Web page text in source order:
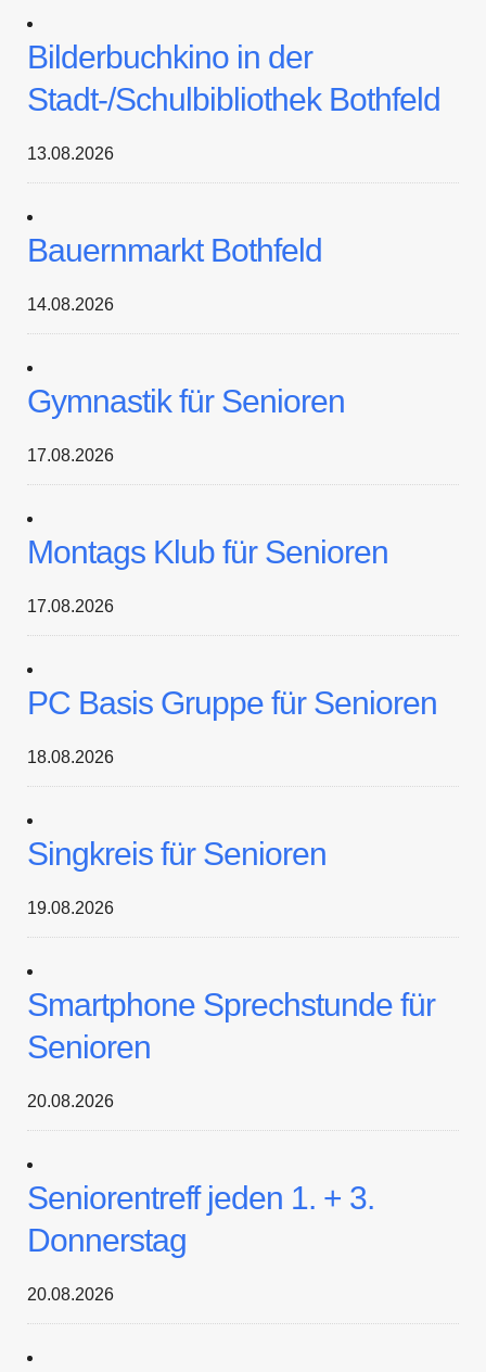
Bilderbuchkino in der
Stadt-/Schulbibliothek Bothfeld
13.08.2026
Bauernmarkt Bothfeld
14.08.2026
Gymnastik für Senioren
17.08.2026
Montags Klub für Senioren
17.08.2026
PC Basis Gruppe für Senioren
18.08.2026
Singkreis für Senioren
19.08.2026
Smartphone Sprechstunde für
Senioren
20.08.2026
Seniorentreff jeden 1. + 3.
Donnerstag
20.08.2026